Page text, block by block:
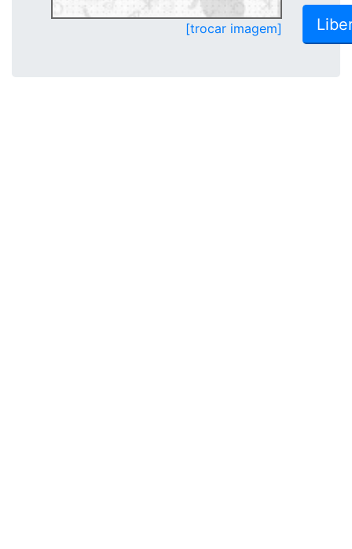
[trocar imagem]